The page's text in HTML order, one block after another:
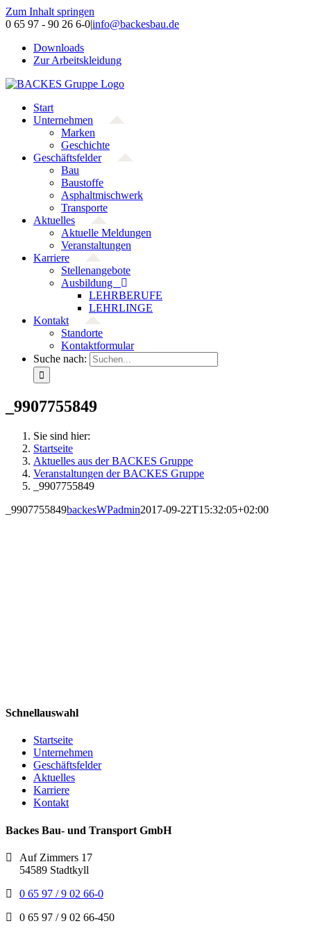
Zum Inhalt springen
0 65 97 - 90 26 6-0|info@backesbau.de
Downloads
Zur Arbeitskleidung
Start
Unternehmen
Marken
Geschichte
Geschäftsfelder
Bau
Baustoffe
Asphaltmischwerk
Transporte
Aktuelles
Aktuelle Meldungen
Veranstaltungen
Karriere
Stellenangebote
Ausbildung
LEHRBERUFE
LEHRLINGE
Kontakt
Standorte
Kontaktformular
Suche nach:
_9907755849
Sie sind hier:
Startseite
Aktuelles aus der BACKES Gruppe
Veranstaltungen der BACKES Gruppe
_9907755849
_9907755849backesWPadmin2017-09-22T15:32:05+02:00
Schnellauswahl
Startseite
Unternehmen
Geschäftsfelder
Aktuelles
Karriere
Kontakt
Backes Bau- und Transport GmbH
Auf Zimmers 17
54589 Stadtkyll
0 65 97 / 9 02 66-0
0 65 97 / 9 02 66-450